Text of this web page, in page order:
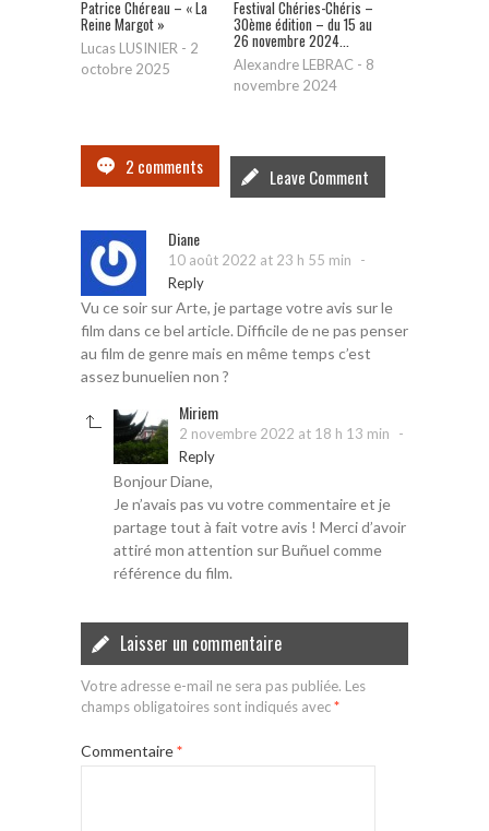
Patrice Chéreau – « La
Reine Margot »
Lucas LUSINIER - 2
octobre 2025
Festival Chéries-Chéris –
30ème édition – du 15 au
26 novembre 2024...
Alexandre LEBRAC - 8
novembre 2024
2 comments Leave Comment
Diane
10 août 2022 at 23 h 55 min -
Reply
Vu ce soir sur Arte, je partage votre avis sur le
film dans ce bel article. Difficile de ne pas penser
au film de genre mais en même temps c’est
assez bunuelien non ?
Miriem
2 novembre 2022 at 18 h 13 min -
Reply
Bonjour Diane,
Je n’avais pas vu votre commentaire et je
partage tout à fait votre avis ! Merci d’avoir
attiré mon attention sur Buñuel comme
référence du film.
Laisser un commentaire
Votre adresse e-mail ne sera pas publiée. Les
champs obligatoires sont indiqués avec*
Commentaire*